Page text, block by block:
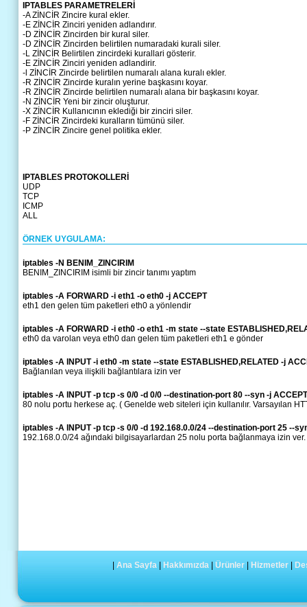
IPTABLES PARAMETRELERİ
-A ZİNCİR Zincire kural ekler.
-E ZİNCİR Zinciri yeniden adlandırır.
-D ZİNCİR Zincirden bir kural siler.
-D ZİNCİR Zincirden belirtilen numaradaki kurali siler.
-L ZİNCİR Belirtilen zincirdeki kurallari gösterir.
-E ZİNCİR Zinciri yeniden adlandirir.
-l ZİNCİR Zincirde belirtilen numaralı alana kuralı ekler.
-R ZİNCİR Zincirde kuralın yerine başkasını koyar.
-R ZİNCİR Zincirde belirtilen numaralı alana bir başkasını koyar.
-N ZİNCİR Yeni bir zincir oluşturur.
-X ZİNCİR Kullanıcının eklediği bir zinciri siler.
-F ZİNCİR Zincirdeki kuralların tümünü siler.
-P ZİNCİR Zincire genel politika ekler.
IPTABLES PROTOKOLLERİ
UDP
TCP
ICMP
ALL
ÖRNEK UYGULAMA:
iptables -N BENIM_ZINCIRIM
BENIM_ZINCIRIM isimli bir zincir tanımı yaptım
iptables -A FORWARD -i eth1 -o eth0 -j ACCEPT
eth1 den gelen tüm paketleri eth0 a yönlendir
iptables -A FORWARD -i eth0 -o eth1 -m state --state
eth0 da varolan veya eth0 dan gelen tüm paketleri eth1 e gönder
iptables -A INPUT -i eth0 -m state --state ESTABLISHED,RELATED -j
Bağlanılan veya ilişkili bağlantılara izin ver
iptables -A INPUT -p tcp -s 0/0 -d 0/0 --destination-port 80 --syn -j ACCEPT
80 nolu portu herkese aç. ( Genelde web siteleri için kullanılır. Varsayılan
iptables -A INPUT -p tcp -s 0/0 -d 192.168.0.0/24 --destination-port 25 --
192.168.0.0/24 ağındaki bilgisayarlardan 25 nolu porta bağlanmaya izin
|Ana Sayfa Hakkımızda |Ürünler Hizmetler